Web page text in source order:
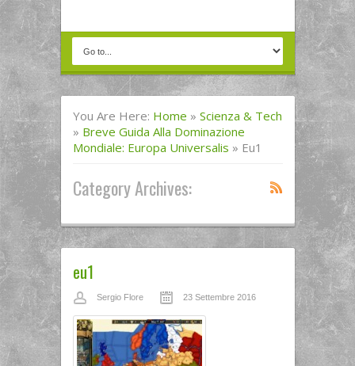
You Are Here: Home » Scienza & Tech
» Breve Guida Alla Dominazione
Mondiale: Europa Universalis » Eu1
Category Archives:
eu1
Sergio Flore 23 Settembre 2016